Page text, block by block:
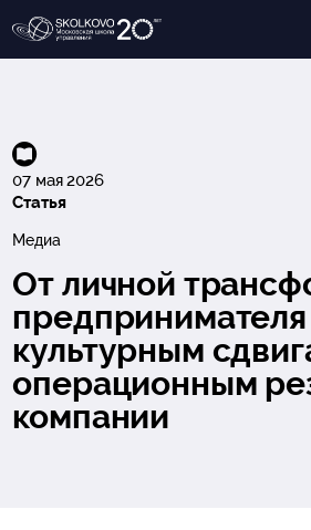
07 мая 2026
Статья
Медиа
От личной
предпринимателя
культурным
операционным
компании